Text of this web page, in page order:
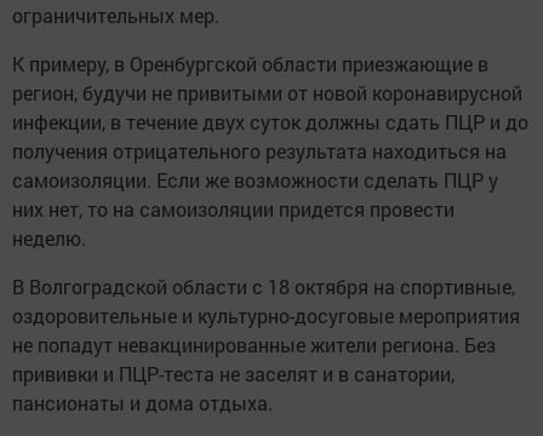
ограничительных мер.
К примеру, в Оренбургской области приезжающие в
регион, будучи не привитыми от новой коронавирусной
инфекции, в течение двух суток должны сдать ПЦР и до
получения отрицательного результата находиться на
самоизоляции. Если же возможности сделать ПЦР у
них нет, то на самоизоляции придется провести
неделю.
В Волгоградской области с 18 октября на спортивные,
оздоровительные и культурно-досуговые мероприятия
не попадут невакцинированные жители региона. Без
прививки и ПЦР-теста не заселят и в санатории,
пансионаты и дома отдыха.